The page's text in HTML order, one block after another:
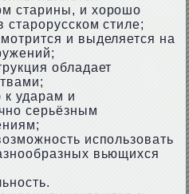
старины, и хорошо
старорусском стиле;
и выделяется на
обладает
к ударам и
серьёзным
использовать
вьющихся